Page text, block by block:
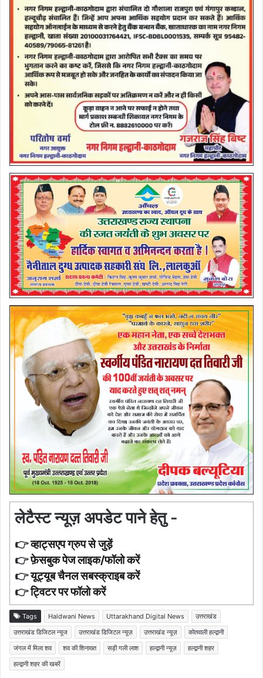
लेटैस्ट न्यूज़ अपडेट पाने हेतु -
👉व्हाट्सएप ग्रुप से जुड़ें
👉फ़ेसबुक पेज लाइक/फॉलो करें
👉यूट्यूब चैनल सबस्क्राइब करें
👉ट्विटर पर फॉलो करें
Tags Haldwani News Uttarakhand Digital News
उत्तराखंड
उत्तराखंड डिजिटल न्यूज
उत्तराखंड डिजिटल न्यूज़ उत्तराखंड न्यूज़
कोतवाली हल्द्वानी
जंगल में मिला शव
शव की शिनाख्त सड़ी गली लाश हल्द्वानी न्यूज़
हल्द्वानी शहर
हल्द्वानी शहर की खबरें